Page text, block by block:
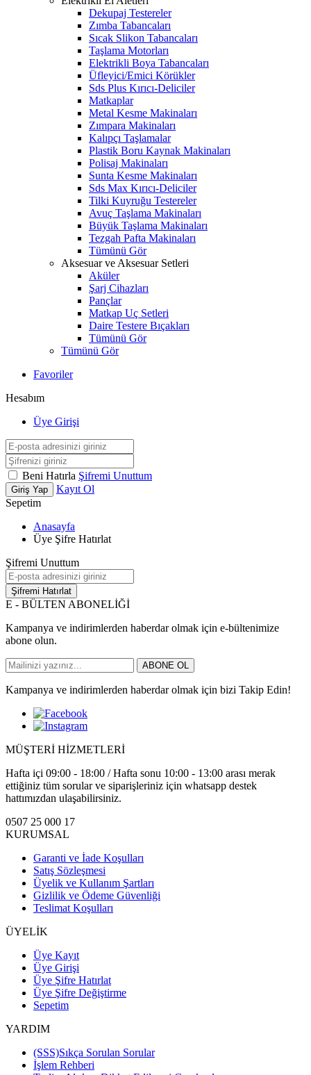
Dekupaj Testereler
Zımba Tabancaları
Sıcak Slikon Tabancaları
Taşlama Motorları
Elektrikli Boya Tabancaları
Üfleyici/Emici Körükler
Sds Plus Kırıcı-Deliciler
Matkaplar
Metal Kesme Makinaları
Zımpara Makinaları
Kalıpçı Taşlamalar
Plastik Boru Kaynak Makinaları
Polisaj Makinaları
Sunta Kesme Makinaları
Sds Max Kırıcı-Deliciler
Tilki Kuyruğu Testereler
Avuç Taşlama Makinaları
Büyük Taşlama Makinaları
Tezgah Pafta Makinaları
Tümünü Gör
Aksesuar ve Aksesuar Setleri
Aküler
Şarj Cihazları
Pançlar
Matkap Uç Setleri
Daire Testere Bıçakları
Tümünü Gör
Tümünü Gör
Favoriler
Hesabım
Üye Girişi
Beni Hatırla Şifremi Unuttum
Giriş Yap
Kayıt Ol
Sepetim
Anasayfa
Üye Şifre Hatırlat
Şifremi Unuttum
Şifremi Hatırlat
E - BÜLTEN ABONELİĞİ
Kampanya ve indirimlerden haberdar olmak için e-bültenimize
abone olun.
ABONE OL
Kampanya ve indirimlerden haberdar olmak için bizi Takip Edin!
MÜŞTERİ HİZMETLERİ
Hafta içi 09:00 - 18:00 / Hafta sonu 10:00 - 13:00 arası merak
ettiğiniz tüm sorular ve siparişleriniz için whatsapp destek
hattımızdan ulaşabilirsiniz.
0507 25 000 17
KURUMSAL
Garanti ve İade Koşulları
Satış Sözleşmesi
Üyelik ve Kullanım Şartları
Gizlilik ve Ödeme Güvenliği
Teslimat Koşulları
ÜYELİK
Üye Kayıt
Üye Girişi
Üye Şifre Hatırlat
Üye Şifre Değiştirme
Sepetim
YARDIM
(SSS)Sıkça Sorulan Sorular
İşlem Rehberi